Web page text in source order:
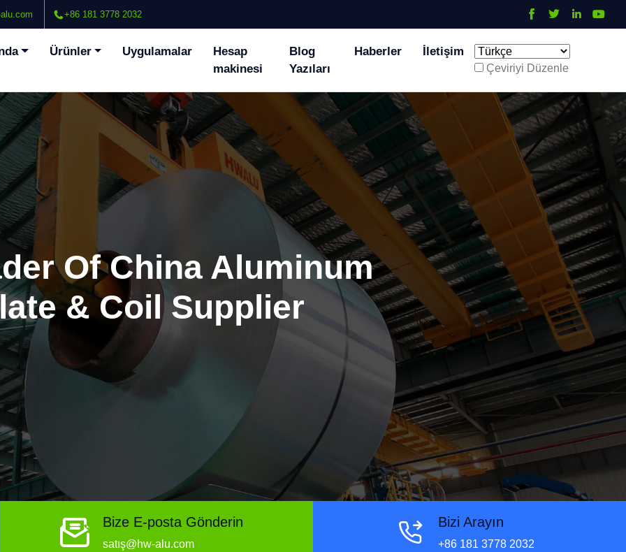
+86 181 3778 2032
Ürünler Uygulamalar
Hesap
makinesi
Blog
Yazıları
Haberler İletişim
Çeviriyi Düzenle
Of China Aluminum
& Coil Supplier
Bize E-posta Gönderin
satış@hw-alu.com
Bizi Arayın
+86 181 3778 2032